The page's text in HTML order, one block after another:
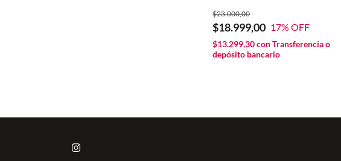
$18.999,00
$23.000,00
17% OFF
$13.299,30conTransferencia o
depósito bancario